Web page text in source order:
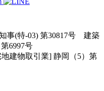
事(特-03) 第30817号 建築
6997号
建物取引業] 静岡（5）第